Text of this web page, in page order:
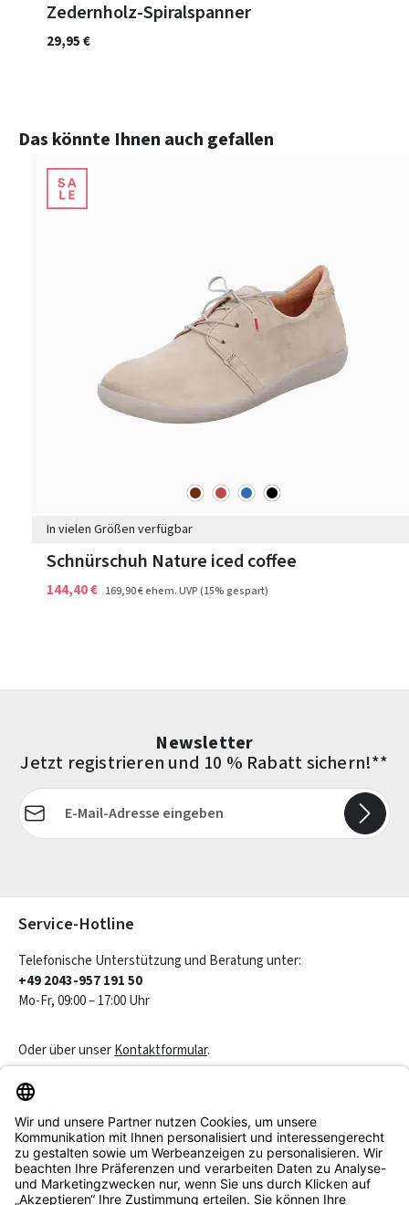
Zedernholz-Spiralspanner
29,95 €
Produktgalerie überspringen
Das könnte Ihnen auch gefallen
braunrot blau schwarz
In vielen Größen verfügbar
Schnürschuh Nature iced coffee
144,40 € 169,90 €ehem. UVP(15% gespart)
Newsletter
Jetzt registrieren und 10 % Rabatt sichern!**
E-Mail-Adresse*
Service-Hotline
Telefonische Unterstützung und Beratung unter:
+49 2043-957 191 50
Mo-Fr, 09:00 – 17:00 Uhr
Oder über unserKontaktformular.
Service & Beratung